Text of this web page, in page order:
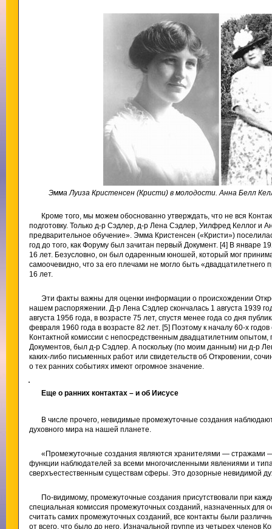
Эмма Луиза Кристенсен (Кристи) в молодости. Анна Белл
Кроме того, мы можем обоснованно утверждать, что не вся
подготовку. Только д-р Сэдлер, д-р Лена Сэдлер, Уилфред Келлог и
предварительное обучение». Эмма Кристенсен («Кристи»)
год до того, как Форуму был зачитан первый Документ. [4] В январе
16 лет. Безусловно, он был одаренным юношей, который мог
самоочевидно, что за его плечами не могло быть
16 лет.
Эти факты важны для оценки информации о происхождении
нашем распоряжении. Д-р Лена Сэдлер скончалась 1 августа 1939
августа 1956 года, в возрасте 75 лет, спустя менее года со дня
февраля 1960 года в возрасте 82 лет. [5] Поэтому к началу 60-х
Контактной комиссии с непосредственным двадцатилетним
Документов, был д-р Сэдлер. А поскольку (по моим данным) ни д-р
каких-либо письменных работ или свидетельств об Откровении,
о тех ранних событиях имеют огромное значение.
.
Еще о ранних контактах – и об Иисусе
В числе прочего, невидимые промежуточные создания
духовного мира на нашей планете.
«Промежуточные создания являются хранителями — стражами
функции наблюдателей за всеми многочисленными явлениями и
сверхъестественным существам сферы. Это дозорные невидимой
По-видимому, промежуточные создания присутствовали при
специальная комиссия промежуточных созданий, назначенных для
считать самих промежуточных созданий, все контакты были
от всего, что было до него. Изначальной группе из четырех членов